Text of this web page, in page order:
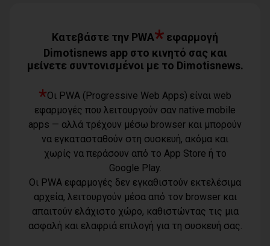
Χαρδαλιάς: «Καμία ανεμογεννήτρια σε
08/08/2026
Με τη συνδρομή του Δήμου Αθηναίων
βελτιώθηκε ο περιβάλλων χώρος της
Εθνικής Βιβλιοθήκης
08/08/2026
Όροι χρήσης
Πολιτική
Τηλέφωνο
Κατεβάστε την PWA* εφαρμογή
Dimotisnews app στο κινητό σας και
μείνετε συντονισμένοι με το Dimotisnews.
*Οι PWA (Progressive Web Apps) είναι web
εφαρμογές που λειτουργούν σαν native mobile
apps — αλλά τρέχουν μέσω browser και μπορούν
να εγκατασταθούν στη συσκευή, ακόμα και
χωρίς να περάσουν από το App Store ή το
Google Play.
Οι PWA εφαρμογές δεν εγκαθιστούν εκτελέσιμα
αρχεία, λειτουργούν μέσα από τον browser και
απαιτούν ελάχιστο χώρο, καθιστώντας τις μια
ασφαλή και ελαφριά επιλογή για τη συσκευή σας.